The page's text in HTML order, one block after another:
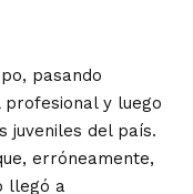
pasando
y luego
juveniles del país.
erróneamente,
llegó a